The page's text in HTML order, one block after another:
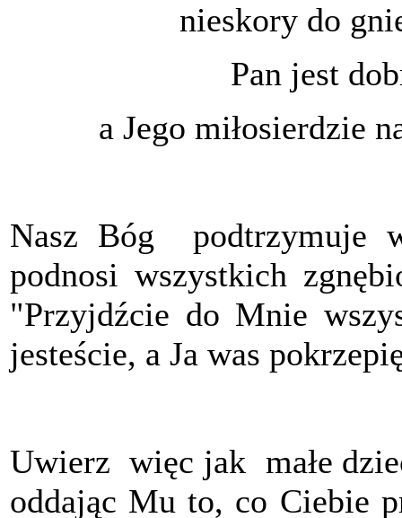
nieskory do
Pan jest
a Jego miłosierdzie
Nasz Bóg podtrzymuje
podnosi wszystkich
"Przyjdźcie do Mnie
jesteście, a Ja was
Uwierz więc jak małe
oddając Mu to, co Ciebie